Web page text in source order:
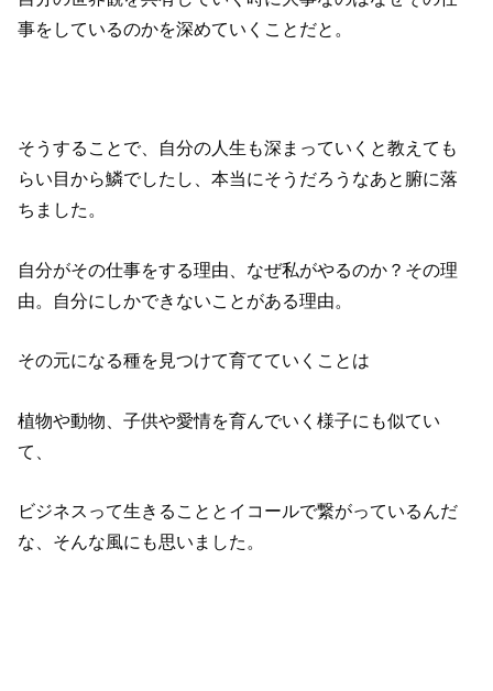
事をしているのかを深めていくことだと。
そうすることで、自分の人生も深まっていくと教えても
らい目から鱗でしたし、本当にそうだろうなあと腑に落
ちました。
自分がその仕事をする理由、なぜ私がやるのか？その理
由。自分にしかできないことがある理由。
その元になる種を見つけて育てていくことは
植物や動物、子供や愛情を育んでいく様子にも似てい
て、
ビジネスって生きることとイコールで繋がっているんだ
な、そんな風にも思いました。